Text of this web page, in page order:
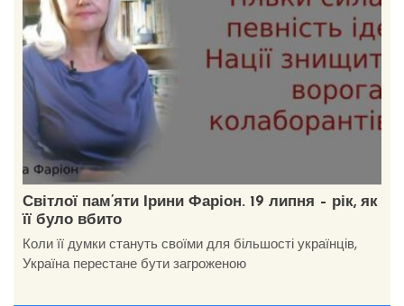
Світлої пам’яти Ірини Фаріон. 19 липня – рік, як
її було вбито
Коли її думки стануть своїми для більшості українців,
Україна перестане бути загроженою